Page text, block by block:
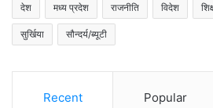
देश मध्य प्रदेश राजनीति विदेश
सुर्खिया सौन्दर्य/ब्यूटी
Recent Popular